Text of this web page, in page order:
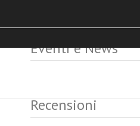
Eventi e News
Recensioni